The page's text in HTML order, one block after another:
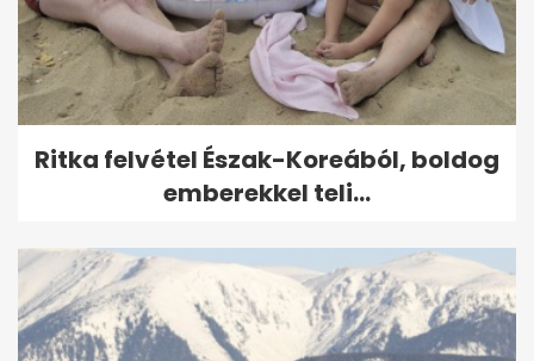
Ritka felvétel Észak-Koreából, boldog
emberekkel teli...